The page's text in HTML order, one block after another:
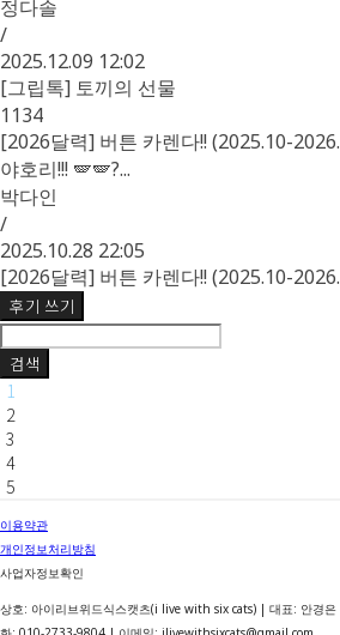
정다솔
/
2025.12.09 12:02
[그립톡] 토끼의 선물
1134
[2026달력] 버튼 카렌다!! (2025.10-
야호리!!! 🪽🪽?...
박다인
/
2025.10.28 22:05
[2026달력] 버튼 카렌다!! (2025.10-
후기 쓰기
검색
1
2
3
4
5
이용약관
개인정보처리방침
사업자정보확인
상호: 아이리브위드식스캣츠(i live with six cats) | 대표: 안경